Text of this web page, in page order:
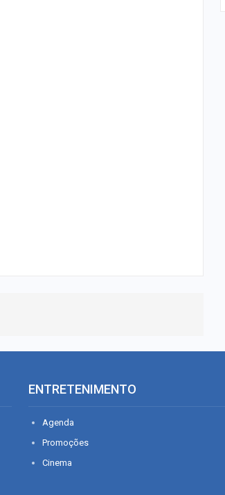
ENTRETENIMENTO
Agenda
Promoções
Cinema